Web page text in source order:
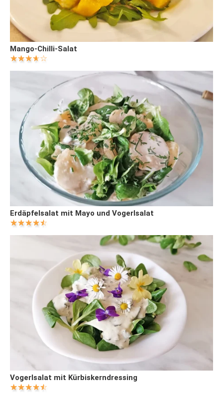
Mango-Chilli-Salat
Erdäpfelsalat mit Mayo und Vogerlsalat
Vogerlsalat mit Kürbiskerndressing